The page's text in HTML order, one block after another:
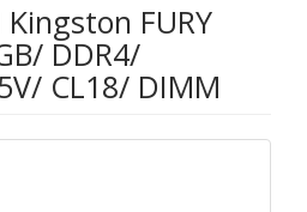
FURY
DDR4/
CL18/ DIMM